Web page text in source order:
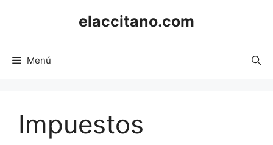
elaccitano.com
Menú
Impuestos